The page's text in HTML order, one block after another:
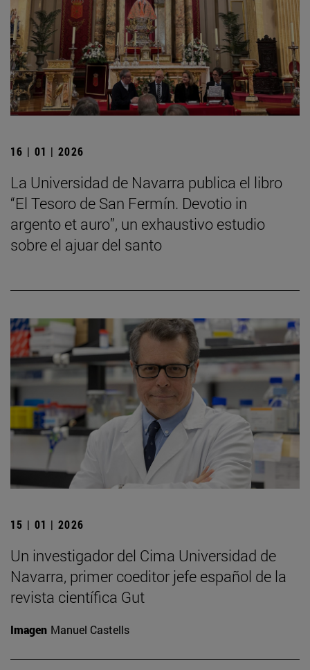
16 | 01 | 2026
La Universidad de Navarra publica el libro
“El Tesoro de San Fermín. Devotio in
argento et auro”, un exhaustivo estudio
sobre el ajuar del santo
15 | 01 | 2026
Un investigador del Cima Universidad de
Navarra, primer coeditor jefe español de la
revista científica Gut
Imagen Manuel Castells